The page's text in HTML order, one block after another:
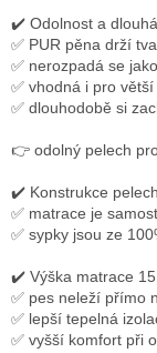
✔️ Odolnost a
✅ PUR pěna drží
✅ nerozpadá se
✅ vhodná i pro
✅ dlouhodobě si
👉 odolný pelech
✔️ Konstrukce
✅ matrace je
✅ sypky jsou ze
✔️ Výška matrace
✅ pes neleží přímo
✅ lepší tepelná
✅ vyšší komfort při